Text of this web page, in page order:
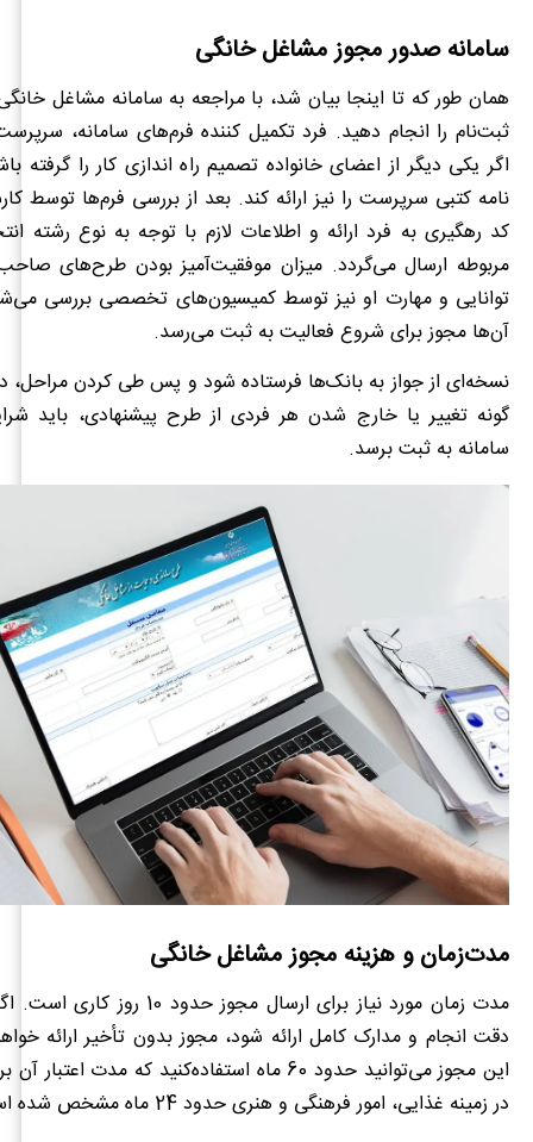
سامانه صدور مجوز مشاغل خانگی
همان طور که تا اینجا بیان شد، با مراجعه به سامانه مشاغل
ثبت‌نام را انجام دهید. فرد تکمیل کننده فرم‌های سامانه،
اگر یکی دیگر از اعضای خانواده تصمیم راه اندازی کار را گرفته
نامه کتبی سرپرست را نیز ارائه کند. بعد از بررسی فرم‌ها توسط
کد رهگیری به فرد ارائه و اطلاعات لازم با توجه به نوع رشته
مربوطه ارسال می‌گردد. میزان موفقیت‌آمیز بودن طرح‌های
توانایی و مهارت او نیز توسط کمیسیون‌های تخصصی بررسی
آن‌ها مجوز برای شروع فعالیت به ثبت می‌رسد.
نسخه‌ای از جواز به بانک‌ها فرستاده شود و پس طی کردن مراحل،
گونه تغییر یا خارج شدن هر فردی از طرح پیشنهادی، باید
سامانه به ثبت برسد.
مدت‌زمان و هزینه مجوز مشاغل خانگی
مدت زمان مورد نیاز برای ارسال مجوز
دقت انجام و مدارک کامل ارائه شود، مجوز بدون تأخیر ارائه
این مجوز می‌توانید حدود 60 ماه استفاده‌کنید که مدت
در زمینه غذایی، امور فرهنگی و هنری حدود 24 ماه مشخص شده‌ است.